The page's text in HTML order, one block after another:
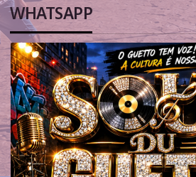
WHATSAPP